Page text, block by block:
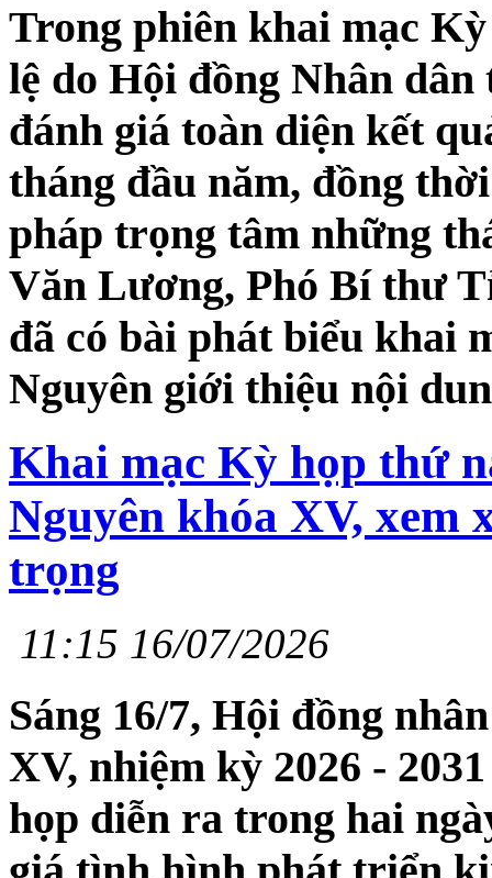
Trong phiên khai mạc
lệ do Hội đồng Nhân
đánh giá toàn diện kết
tháng đầu năm, đồng
pháp trọng tâm những
Văn Lương, Phó Bí thư
đã có bài phát biểu khai
Nguyên giới thiệu nội
Khai mạc Kỳ họp thứ
Nguyên khóa XV, xem
trọng
11:15 16/07/2026
Sáng 16/7, Hội đồng
XV, nhiệm kỳ 2026 -
họp diễn ra trong hai